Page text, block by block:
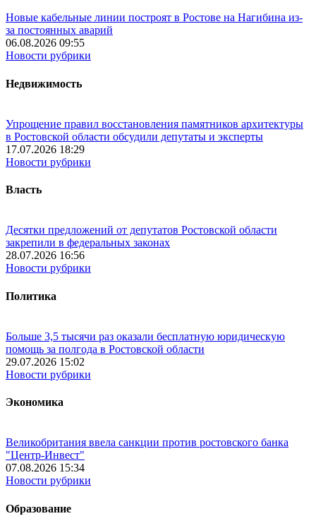
Новые кабельные линии построят в Ростове на Нагибина из-
за постоянных аварий
06.08.2026 09:55
Новости рубрики
Недвижимость
Упрощение правил восстановления памятников архитектуры
в Ростовской области обсудили депутаты и эксперты
17.07.2026 18:29
Новости рубрики
Власть
Десятки предложений от депутатов Ростовской области
закрепили в федеральных законах
28.07.2026 16:56
Новости рубрики
Политика
Больше 3,5 тысячи раз оказали бесплатную юридическую
помощь за полгода в Ростовской области
29.07.2026 15:02
Новости рубрики
Экономика
Великобритания ввела санкции против ростовского банка
"Центр-Инвест"
07.08.2026 15:34
Новости рубрики
Образование